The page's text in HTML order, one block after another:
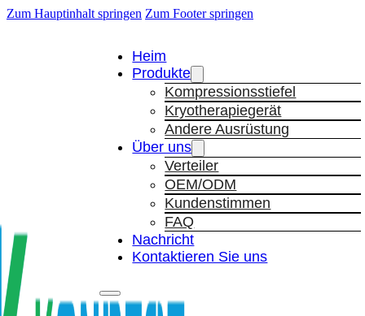
Zum Hauptinhalt springen Zum Footer springen
Heim
Produkte
Kompressionsstiefel
Kryotherapiegerät
Andere Ausrüstung
Über uns
Verteiler
OEM/ODM
Kundenstimmen
FAQ
Nachricht
Kontaktieren Sie uns